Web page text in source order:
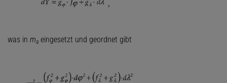
was in ma eingesetzt und geordnet gibt